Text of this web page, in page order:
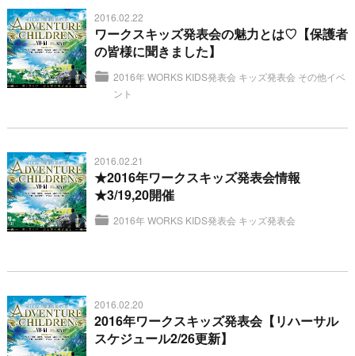
2016.02.22
ワークスキッズ発表会の魅力とは♡【保護者
の皆様に聞きました】
2016年 WORKS KIDS発表会 キッズ発表会 その他イベ
ント
2016.02.21
★2016年ワークスキッズ発表会情報
★3/19,20開催
2016年 WORKS KIDS発表会 キッズ発表会
2016.02.20
2016年ワークスキッズ発表会【リハーサル
スケジュール2/26更新】